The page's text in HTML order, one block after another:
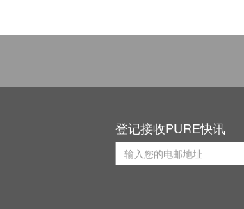
登记接收PURE快讯